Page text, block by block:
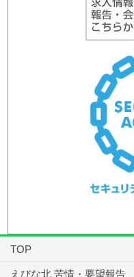
TOP
えびな北 苦情・要望報告